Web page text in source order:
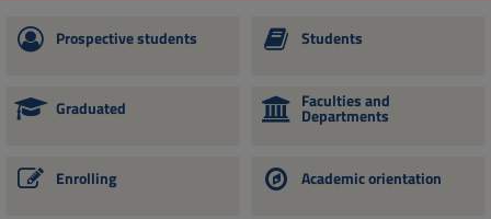
Prospective students Students
Graduated Faculties and
Departments
Enrolling Academic orientation